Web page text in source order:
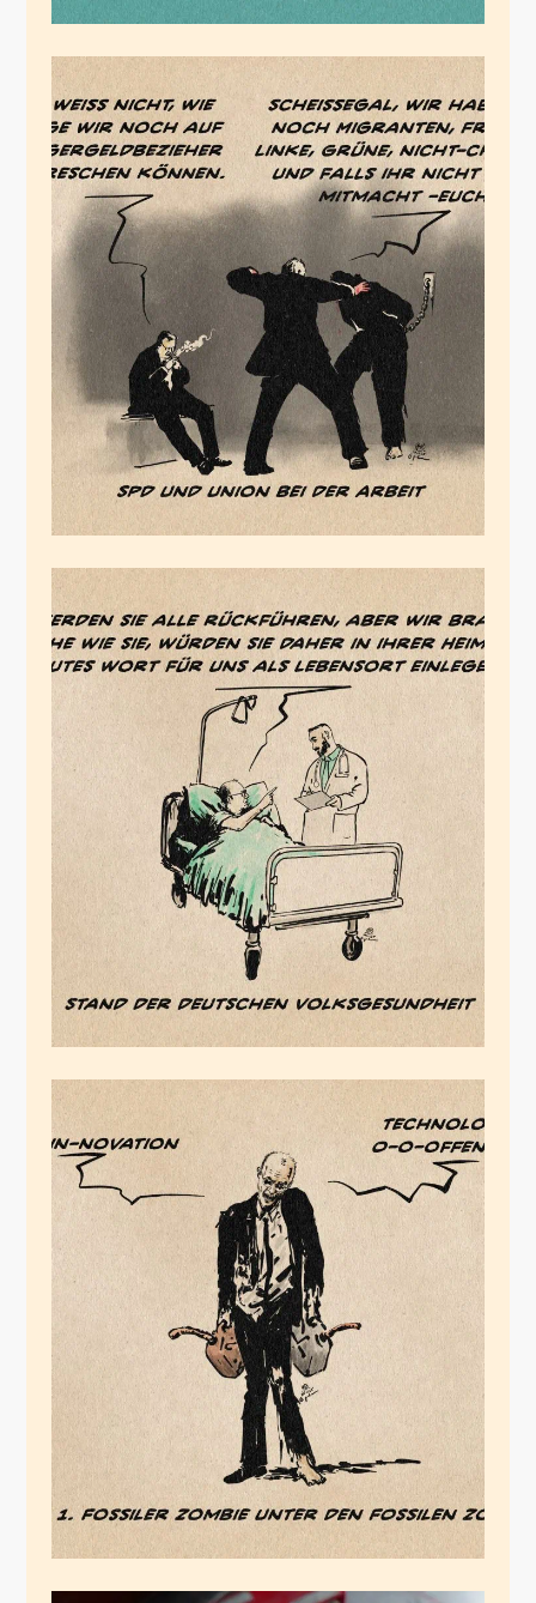
Die Vorverroher
November 10, 2025
Die mentale
Volksgesundheit
November 9, 2025
Die Herrschaft der
fossilen Zombies
November 8, 2025